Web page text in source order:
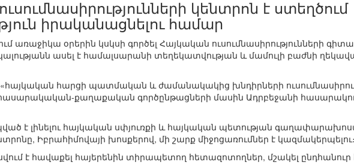
կենտրոն է ստեղծում
իրականացնելու համար
օրերին կսկսի գործել Հայկական ուսումնասիրությունների
ասել է համալսարանի տեղեկատվության և մամուլի բաժնի
«հայկական հարցի պատմական և ժամանակակից խնդիրների
քաղաքական գործընթացների մասին Ադրբեջանի
է լինելու հայկական սփյուռքի և հայկական պետության
Իբրահիմովայի խոսքերով, մի շարք միջոցառումներ է կազմակերպելու։
է հավաքել հայերենին տիրապետող հետազոտողներ, մշակել ընդհանուր